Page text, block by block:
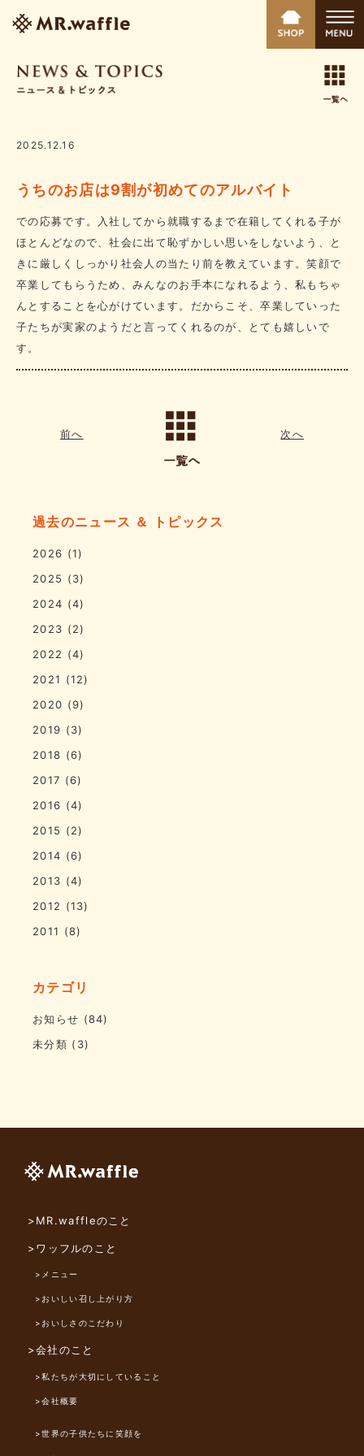
2025.12.16
うちのお店は9割が初めてのアルバイト
での応募です。入社してから就職するまで在籍してくれる子が
ほとんどなので、社会に出て恥ずかしい思いをしないよう、と
きに厳しくしっかり社会人の当たり前を教えています。笑顔で
卒業してもらうため、みんなのお手本になれるよう、私もちゃ
んとすることを心がけています。だからこそ、卒業していった
子たちが実家のようだと言ってくれるのが、とても嬉しいで
す。
前へ 次へ
過去のニュース ＆ トピックス
2026 (1)
2025 (3)
2024 (4)
2023 (2)
2022 (4)
2021 (12)
2020 (9)
2019 (3)
2018 (6)
2017 (6)
2016 (4)
2015 (2)
2014 (6)
2013 (4)
2012 (13)
2011 (8)
カテゴリ
お知らせ (84)
未分類 (3)
>MR.waffleのこと
>ワッフルのこと
>メニュー
>おいしい召し上がり方
>おいしさのこだわり
>会社のこと
>私たちが大切にしていること
>会社概要
>世界の子供たちに笑顔を